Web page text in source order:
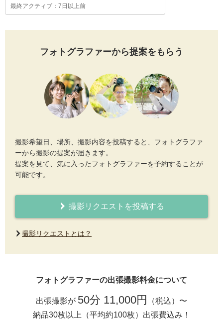
最終アクティブ：7日以上前
フォトグラファーから提案をもらう
撮影希望日、場所、撮影内容を投稿すると、フォトグラファ
ーから撮影の提案が届きます。
提案を見て、気に入ったフォトグラファーを予約することが
可能です。
撮影リクエストを投稿する
撮影リクエストとは？
フォトグラファーの出張撮影料金について
出張撮影が 50分 11,000円
（税込）〜
納品30枚以上（平均約100枚）出張費込み！